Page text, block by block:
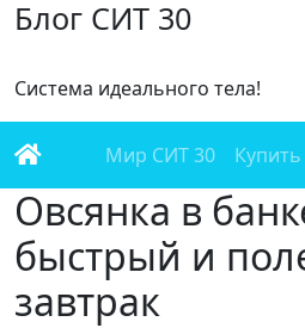
Блог СИТ 30
Cистема идеального тела!
Мир СИТ 30
Овсянка в
быстрый и
завтрак